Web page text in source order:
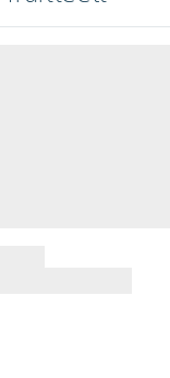
S. humuli = S.